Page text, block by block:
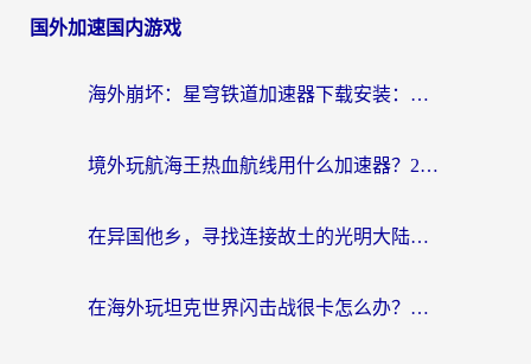
国外加速国内游戏
海外崩坏：星穹铁道加速器下载安装：一份给游子的终极网络指南
境外玩航海王热血航线用什么加速器？2026海外玩家实测最优方案（附欧洲问道堡垒前线加速技巧）
在异国他乡，寻找连接故土的光明大陆免费加速器
在海外玩坦克世界闪击战很卡怎么办？老玩家亲测有效的加速器选择指南